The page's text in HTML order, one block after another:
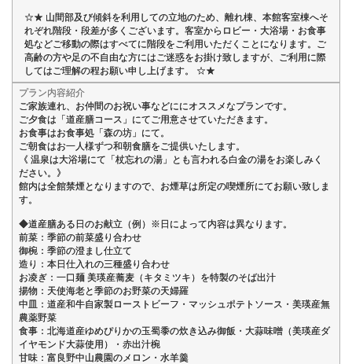
☆★ 山間部及び傾斜を利用しての立地のため、離れ棟、本館客室棟へそ
れぞれ階段・段差が多くございます。客室からロビー・大浴場・お食事
処などご移動の際はすべてに階段をご利用いただくことになります。ご
高齢の方や足の不自由な方にはご迷惑をお掛け致しますが、ご利用に際
してはご理解の程お願い申し上げます。 ☆★
プラン内容紹介
ご家族連れ、お仲間のお祝い事などににオススメなプランです。
ご夕食は「道産膳コース」にてご用意させていただきます。
お食事はお食事処「森の坊」にて。
ご朝食はお一人様ずつ和朝食膳をご提供いたします。
《 温泉は大浴場にて「杖忘れの湯」とも言われる白金の湯をお楽しみく
ださい。》
館内は全館禁煙となりますので、お煙草は所定の喫煙所にてお願い致しま
す。
◆道産膳ある日のお献立（例）※日によって内容は異なります。
前菜：季節の前菜盛り合わせ
御椀：季節の澄まし仕立て
造り：本日仕入れの三種盛り合わせ
お凌ぎ：一口麺 美瑛産蕎麦（キタミツキ）を特製のそば出汁
揚物：天使海老と季節のお野菜の天婦羅
中皿：道産和牛自家製ローストビーフ・マッシュポテトソース・美瑛産無
農薬野菜
食事：北海道産ゆめぴりかの玉蜀黍の炊き込み御飯・大蒜味噌（美瑛産ダ
イヤモンド大蒜使用）・赤出汁椀
甘味：富良野中山農園のメロン・水羊羹